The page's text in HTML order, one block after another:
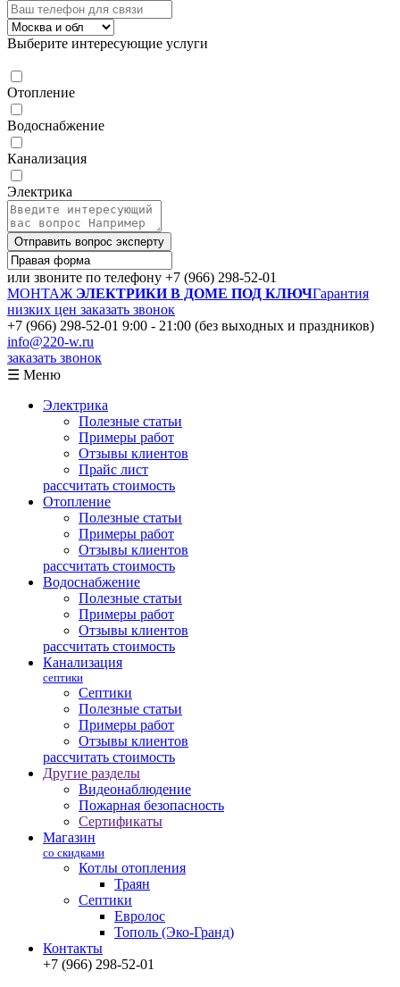
Выберите интересующие услуги
Отопление
Водоснабжение
Канализация
Электрика
Отправить вопрос эксперту
или звоните по телефону +7 (966) 298-52-01
МОНТАЖ ЭЛЕКТРИКИ В ДОМЕ ПОД КЛЮЧГарантия
низких цен заказать звонок
+7 (966) 298-52-01 9:00 - 21:00 (без выходных и праздников)
info@220-w.ru
заказать звонок
☰ Меню
Электрика
Полезные статьи
Примеры работ
Отзывы клиентов
Прайс лист
рассчитать стоимость
Отопление
Полезные статьи
Примеры работ
Отзывы клиентов
рассчитать стоимость
Водоснабжение
Полезные статьи
Примеры работ
Отзывы клиентов
рассчитать стоимость
Канализация
септики
Септики
Полезные статьи
Примеры работ
Отзывы клиентов
рассчитать стоимость
Другие разделы
Видеонаблюдение
Пожарная безопасность
Сертификаты
Магазин
со скидками
Котлы отопления
Траян
Септики
Евролос
Тополь (Эко-Гранд)
Контакты
+7 (966) 298-52-01